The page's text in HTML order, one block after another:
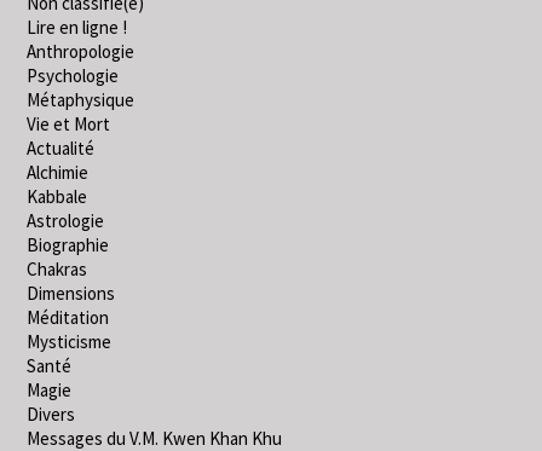
Lire en ligne !
Anthropologie
Psychologie
Métaphysique
Vie et Mort
Actualité
Alchimie
Kabbale
Astrologie
Biographie
Chakras
Dimensions
Méditation
Mysticisme
Santé
Magie
Divers
Messages du V.M. Kwen Khan Khu